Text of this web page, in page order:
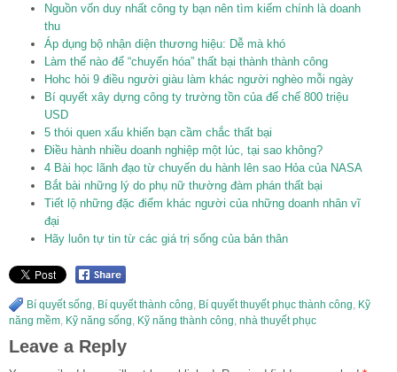
Nguồn vốn duy nhất công ty bạn nên tìm kiếm chính là doanh
thu
Áp dụng bộ nhận diện thương hiệu: Dễ mà khó
Làm thế nào để “chuyển hóa” thất bại thành thành công
Hohc hỏi 9 điều người giàu làm khác người nghèo mỗi ngày
Bí quyết xây dựng công ty trường tồn của đế chế 800 triệu
USD
5 thói quen xấu khiến bạn cầm chắc thất bại
Điều hành nhiều doanh nghiệp một lúc, tại sao không?
4 Bài học lãnh đạo từ chuyến du hành lên sao Hỏa của NASA
Bắt bài những lý do phụ nữ thường đàm phán thất bại
Tiết lộ những đặc điểm khác người của những doanh nhân vĩ
đại
Hãy luôn tự tin từ các giá trị sống của bản thân
Bí quyết sống, Bí quyết thành công, Bí quyết thuyết phục thành công, Kỹ
năng mềm, Kỹ năng sống, Kỹ năng thành công, nhà thuyết phục
Leave a Reply